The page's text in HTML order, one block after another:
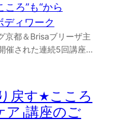
ろ”も“から
ディワーク
都＆Brisaブリーザ主
催された連続5回講座…
戻す★こころ
」講座のご